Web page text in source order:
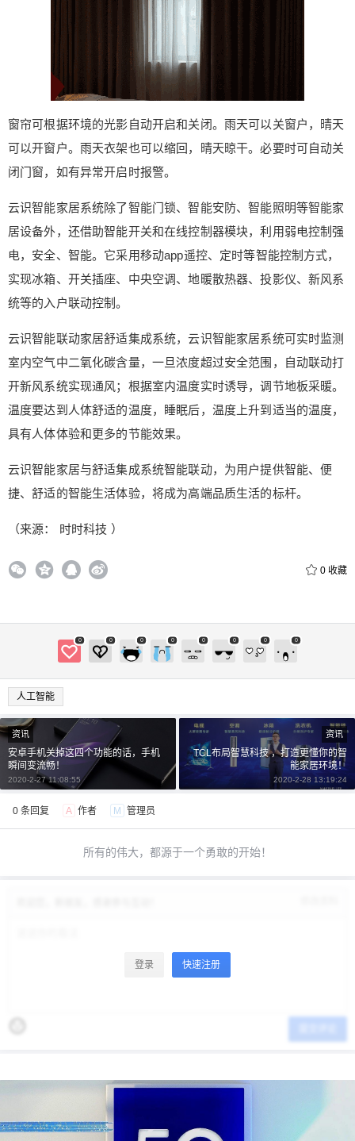
窗帘可根据环境的光影自动开启和关闭。雨天可以关窗户，晴天
可以开窗户。雨天衣架也可以缩回，晴天晾干。必要时可自动关
闭门窗，如有异常开启时报警。
云识智能家居系统除了智能门锁、智能安防、智能照明等智能家
居设备外，还借助智能开关和在线控制器模块，利用弱电控制强
电，安全、智能。它采用移动app遥控、定时等智能控制方式，
实现冰箱、开关插座、中央空调、地暖散热器、投影仪、新风系
统等的入户联动控制。
云识智能联动家居舒适集成系统，云识智能家居系统可实时监测
室内空气中二氧化碳含量，一旦浓度超过安全范围，自动联动打
开新风系统实现通风；根据室内温度实时诱导，调节地板采暖。
温度要达到人体舒适的温度，睡眠后，温度上升到适当的温度，
具有人体体验和更多的节能效果。
云识智能家居与舒适集成系统智能联动，为用户提供智能、便
捷、舒适的智能生活体验，将成为高端品质生活的标杆。
（来源： 时时科技 ）
0 收藏
0 0 0 0 0 0 0 0
人工智能
50 元
立刻支付
¥
资讯
安卓手机关掉这四个功能的话，手机
瞬间变流畅！
2020-2-27 11:08:55
资讯
TCL布局智慧科技 ，打造更懂你的智
能家居环境！
2020-2-28 13:19:24
0 条回复 A 作者 M 管理员
所有的伟大，都源于一个勇敢的开始！
登录 快速注册
忘记密码？找回